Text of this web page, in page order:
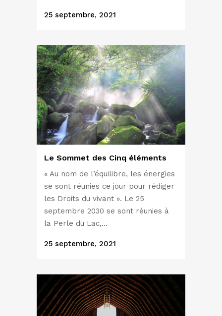
25 septembre, 2021
Le Sommet des Cinq éléments
« Au nom de l’équilibre, les énergies
se sont réunies ce jour pour rédiger
les Droits du vivant ». Le 25
septembre 2030 se sont réunies à
la Perle du Lac,...
25 septembre, 2021